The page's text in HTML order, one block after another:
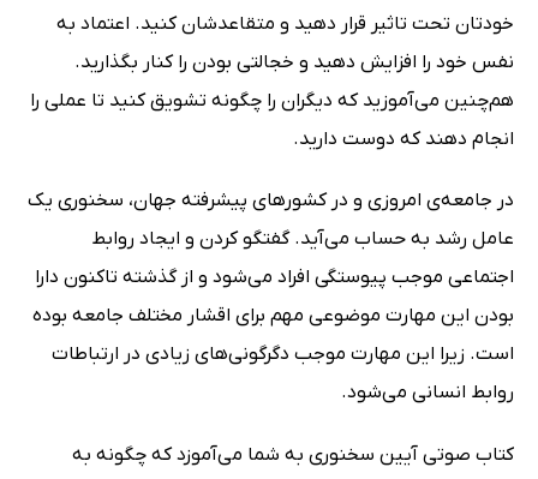
خودتان تحت تاثیر قرار دهید و متقاعدشان کنید. اعتماد به
نفس خود را افزایش دهید و خجالتی بودن را کنار بگذارید.
هم‌چنین می‌آموزید که دیگران را چگونه تشویق کنید تا عملی را
انجام دهند که دوست دارید.
در جامعه‌ی امروزی و در کشورهای پیشرفته جهان، سخنوری یک
عامل رشد به حساب می‌آید. گفتگو کردن و ایجاد روابط
اجتماعی موجب پیوستگی افراد می‌شود و از گذشته تاکنون دارا
بودن این مهارت موضوعی مهم برای اقشار مختلف جامعه بوده
است. زیرا این مهارت موجب دگرگونی‌های زیادی در ارتباطات
روابط انسانی می‌شود.
کتاب صوتی آیین سخنوری به شما می‌آموزد که چگونه به